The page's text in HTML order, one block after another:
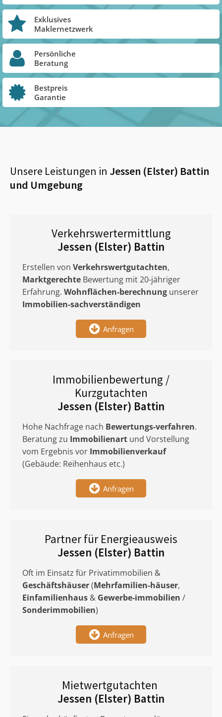
Exklusives
Maklernetzwerk
Persönliche
Beratung
Bestpreis
Garantie
Unsere Leistungen in Jessen (Elster) Battin
und Umgebung
Verkehrswertermittlung
Jessen (Elster) Battin
Erstellen von Verkehrswertgutachten,
Marktgerechte Bewertung mit 20-jähriger
Erfahrung. Wohnflächen-berechnung unserer
Immobilien-sachverständigen
Anfragen
Immobilienbewertung /
Kurzgutachten
Jessen (Elster) Battin
Hohe Nachfrage nach Bewertungs-verfahren.
Beratung zu Immobilienart und Vorstellung
vom Ergebnis vor Immobilienverkauf
(Gebäude: Reihenhaus etc.)
Anfragen
Partner für Energieausweis
Jessen (Elster) Battin
Oft im Einsatz für Privatimmobilien &
Geschäftshäuser(Mehrfamilien-häuser,
Einfamilienhaus & Gewerbe-immobilien /
Sonderimmobilien)
Anfragen
Mietwertgutachten
Jessen (Elster) Battin